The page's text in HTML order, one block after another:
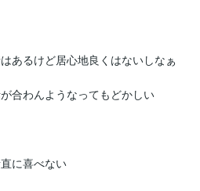
あるけど居心地良くはないしなぁ
合わんようなってもどかしい
に喜べない